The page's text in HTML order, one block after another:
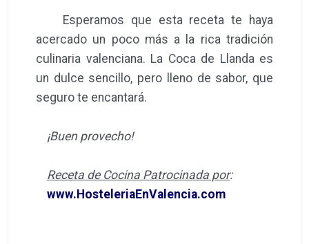
Esperamos que esta receta te haya
acercado un poco más a la rica tradición
culinaria valenciana. La Coca de Llanda es
un dulce sencillo, pero lleno de sabor, que
seguro te encantará.
¡Buen provecho!
Receta de Cocina Patrocinada por:
www.HosteleriaEnValencia.com